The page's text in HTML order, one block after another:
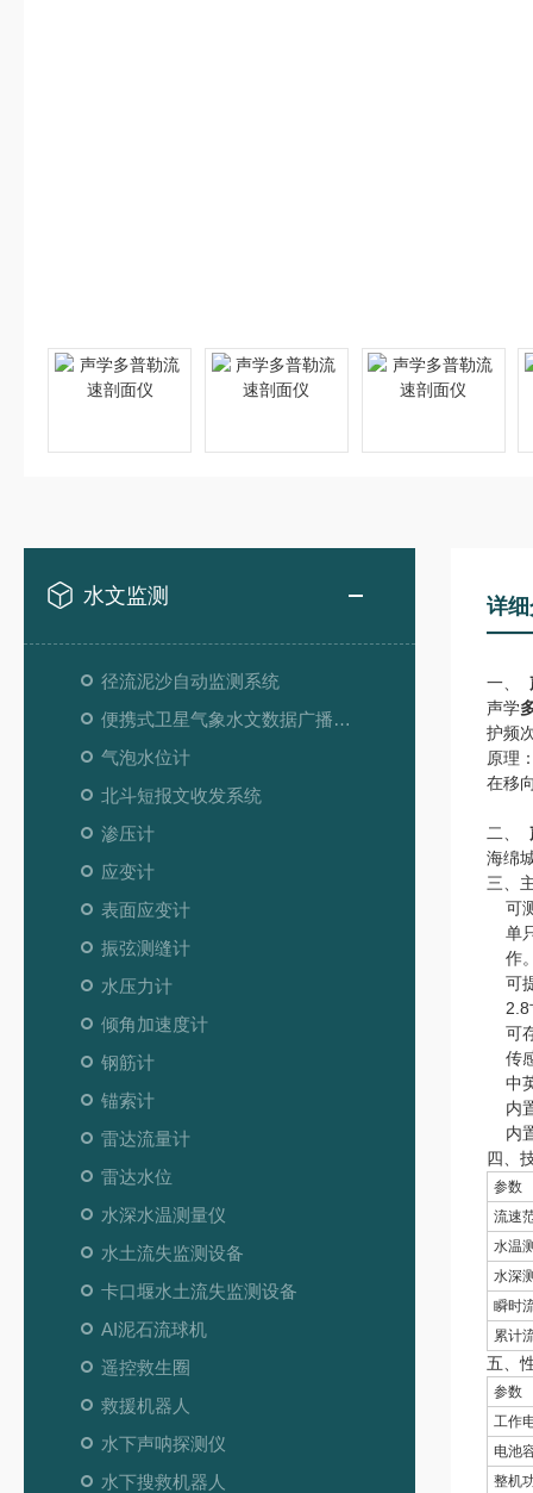
水文监测
径流泥沙自动监测系统
便携式卫星气象水文数据广播接收设备
气泡水位计
北斗短报文收发系统
渗压计
应变计
表面应变计
振弦测缝计
⽔压⼒计
倾角加速度计
钢筋计
锚索计
雷达流量计
雷达水位
水深水温测量仪
水土流失监测设备
卡口堰水土流失监测设备
AI泥石流球机
遥控救生圈
救援机器人
水下声呐探测仪
水下搜救机器人
详
一、
声学
护频
原理
在移
二、
海绵
三、
可
单
作
可
可
传
中
内
内
四、
参数
流速
水温
水深
瞬时
累计
五、
参数
工作
电池
整机